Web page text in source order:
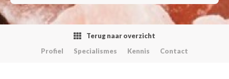
Terug naar overzicht
Profiel
Specialismes Kennis Contact